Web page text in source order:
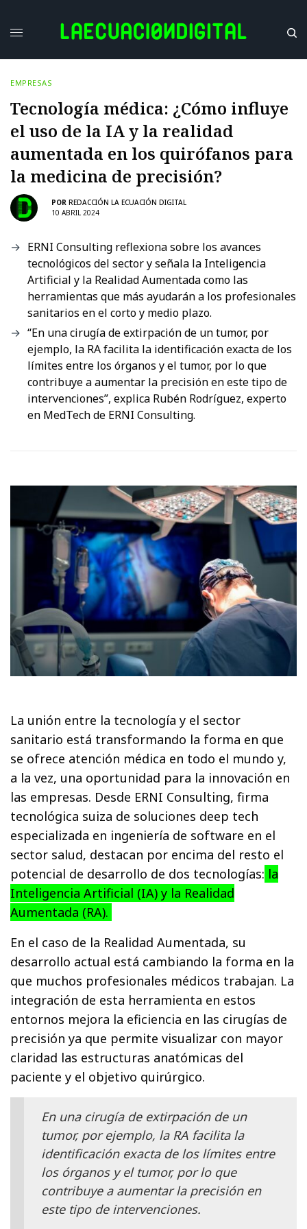
EMPRESAS
Tecnología médica: ¿Cómo influye
el uso de la IA y la realidad
aumentada en los quirófanos para
la medicina de precisión?
POR REDACCIÓN LA ECUACIÓN DIGITAL
10 ABRIL 2024
ERNI Consulting reflexiona sobre los avances
tecnológicos del sector y señala la Inteligencia
Artificial y la Realidad Aumentada como las
herramientas que más ayudarán a los profesionales
sanitarios en el corto y medio plazo.
“En una cirugía de extirpación de un tumor, por
ejemplo, la RA facilita la identificación exacta de los
límites entre los órganos y el tumor, por lo que
contribuye a aumentar la precisión en este tipo de
intervenciones”, explica Rubén Rodríguez, experto
en MedTech de ERNI Consulting.
La unión entre la tecnología y el sector
sanitario está transformando la forma en que
se ofrece atención médica en todo el mundo y,
a la vez, una oportunidad para la innovación en
las empresas. Desde ERNI Consulting, firma
tecnológica suiza de soluciones deep tech
especializada en ingeniería de software en el
sector salud, destacan por encima del resto el
potencial de desarrollo de dos tecnologías: la
Inteligencia Artificial (IA) y la Realidad
Aumentada (RA).
En el caso de la Realidad Aumentada, su
desarrollo actual está cambiando la forma en la
que muchos profesionales médicos trabajan. La
integración de esta herramienta en estos
entornos mejora la eficiencia en las cirugías de
precisión ya que permite visualizar con mayor
claridad las estructuras anatómicas del
paciente y el objetivo quirúrgico.
En una cirugía de extirpación de un
tumor, por ejemplo, la RA facilita la
identificación exacta de los límites entre
los órganos y el tumor, por lo que
contribuye a aumentar la precisión en
este tipo de intervenciones.